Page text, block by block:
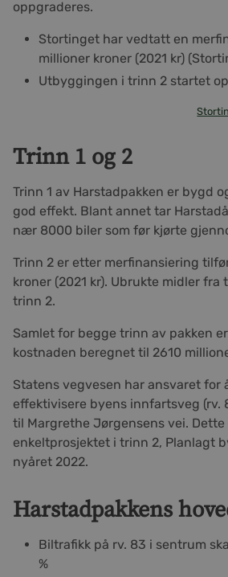
oppgraderes.
Stortinget har vedtatt en
millioner kroner (2021 kr)
Utbyggingen i trinn 2 startet
Trinn 1 og 2
Trinn 1 av Harstadpakken er bygd
god effekt. Blant annet tar
nær 8000 biler som før kjørte
Trinn 2 er etter merfinansiering
kroner (2021 kr). Ubrukte midler fra
trinn 2.
Samlet for begge trinn av pakken
kostnaden beregnet til 2610
Statens vegvesen har ansvaret for
effektivisere byens innfartsveg (rv.
til Margrethe Jørgensens vei.
enkeltprosjektet i trinn 2, Planlagt
nyåret 2022.
Harstadpakkens
Biltrafikk på rv. 83 i sentrum
%